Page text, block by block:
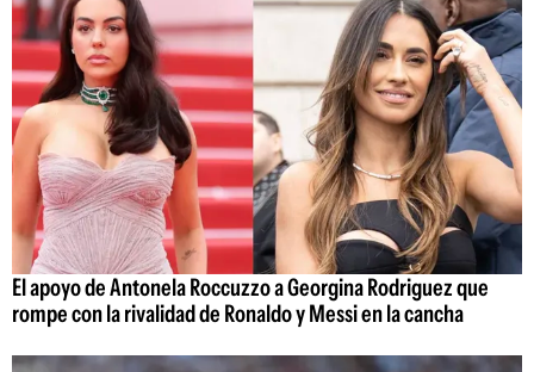
El apoyo de Antonela Roccuzzo a Georgina Rodriguez que
rompe con la rivalidad de Ronaldo y Messi en la cancha